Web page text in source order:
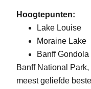
Hoogtepunten:
Lake Louise
Moraine Lake
Banff Gondola
Banff National
meest geliefde